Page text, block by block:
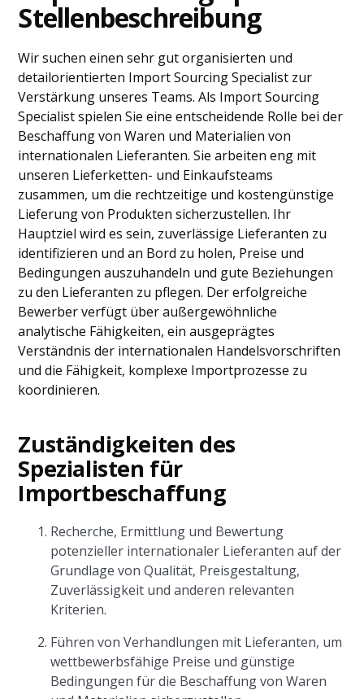
Stellenbeschreibung
Wir suchen einen sehr gut organisierten und
detailorientierten Import Sourcing Specialist zur
Verstärkung unseres Teams. Als Import Sourcing
Specialist spielen Sie eine entscheidende Rolle bei der
Beschaffung von Waren und Materialien von
internationalen Lieferanten. Sie arbeiten eng mit
unseren Lieferketten- und Einkaufsteams
zusammen, um die rechtzeitige und kostengünstige
Lieferung von Produkten sicherzustellen. Ihr
Hauptziel wird es sein, zuverlässige Lieferanten zu
identifizieren und an Bord zu holen, Preise und
Bedingungen auszuhandeln und gute Beziehungen
zu den Lieferanten zu pflegen. Der erfolgreiche
Bewerber verfügt über außergewöhnliche
analytische Fähigkeiten, ein ausgeprägtes
Verständnis der internationalen Handelsvorschriften
und die Fähigkeit, komplexe Importprozesse zu
koordinieren.
Zuständigkeiten des
Spezialisten für
Importbeschaffung
Recherche, Ermittlung und Bewertung
potenzieller internationaler Lieferanten auf der
Grundlage von Qualität, Preisgestaltung,
Zuverlässigkeit und anderen relevanten
Kriterien.
Führen von Verhandlungen mit Lieferanten, um
wettbewerbsfähige Preise und günstige
Bedingungen für die Beschaffung von Waren